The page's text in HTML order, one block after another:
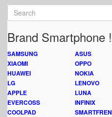
Brand Smartphone !
SAMSUNG ASUS
XIAOMI
OPPO
HUAWEI
NOKIA
LG
LENOVO
APPLE
LUNA
EVERCOSS
INFINIX
COOLPAD
SMARTFREN